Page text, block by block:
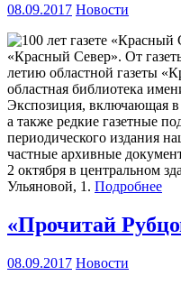
08.09.2017 Новости
«Красный Север». От
летию областной газеты
областная библиотека
Экспозиция, включающая
а также редкие газетные
периодического издания
частные архивные
2 октября в центральном
Ульяновой, 1. Подробнее
«Прочитай
08.09.2017 Новости